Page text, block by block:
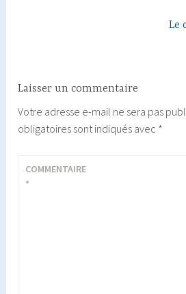
Le
Laisser un commentaire
Votre adresse e-mail ne sera pas
obligatoires sont indiqués avec *
COMMENTAIRE
*